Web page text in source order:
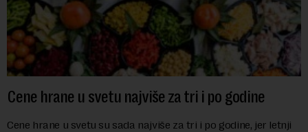
Cene hrane u svetu najviše za tri i po godine
Cene hrane u svetu su sada najviše za tri i po godine, jer letnji